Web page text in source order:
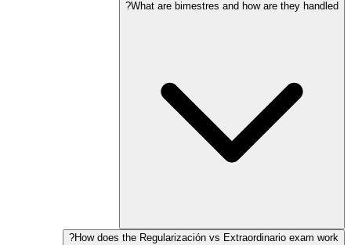
What are bimestres and how are they handled?
How does the Regularización vs Extraordinario exam work?